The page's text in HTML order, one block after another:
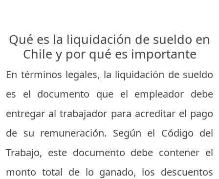
Qué es la liquidación de sueldo en
Chile y por qué es importante
En términos legales, la liquidación de sueldo
es el documento que el empleador debe
entregar al trabajador para acreditar el pago
de su remuneración. Según el Código del
Trabajo, este documento debe contener el
monto total de lo ganado, los descuentos